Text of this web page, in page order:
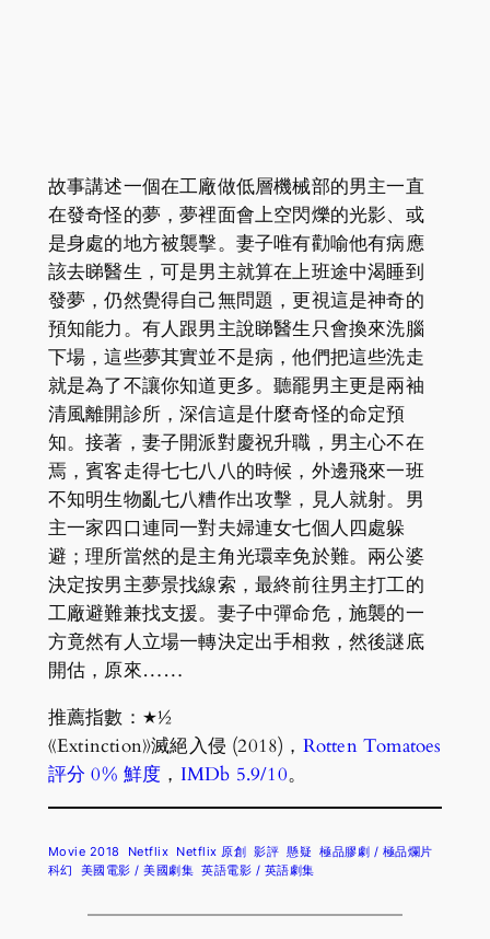
故事講述一個在工廠做低層機械部的男主一直
在發奇怪的夢，夢裡面會上空閃爍的光影、或
是身處的地方被襲擊。妻子唯有勸喻他有病應
該去睇醫生，可是男主就算在上班途中渴睡到
發夢，仍然覺得自己無問題，更視這是神奇的
預知能力。有人跟男主說睇醫生只會換來洗腦
下場，這些夢其實並不是病，他們把這些洗走
就是為了不讓你知道更多。聽罷男主更是兩袖
清風離開診所，深信這是什麼奇怪的命定預
知。接著，妻子開派對慶祝升職，男主心不在
焉，賓客走得七七八八的時候，外邊飛來一班
不知明生物亂七八糟作出攻擊，見人就射。男
主一家四口連同一對夫婦連女七個人四處躲
避；理所當然的是主角光環幸免於難。兩公婆
決定按男主夢景找線索，最終前往男主打工的
工廠避難兼找支援。妻子中彈命危，施襲的一
方竟然有人立場一轉決定出手相救，然後謎底
開估，原來……
推薦指數：★½
《Extinction》滅絕入侵 (2018)， Rotten Tomatoes
評分 0% 鮮度 ， IMDb 5.9/10。
Movie 2018 Netflix Netflix 原創 影評 懸疑 極品膠劇 / 極品爛片
科幻
美國電影 / 美國劇集 英語電影 / 英語劇集